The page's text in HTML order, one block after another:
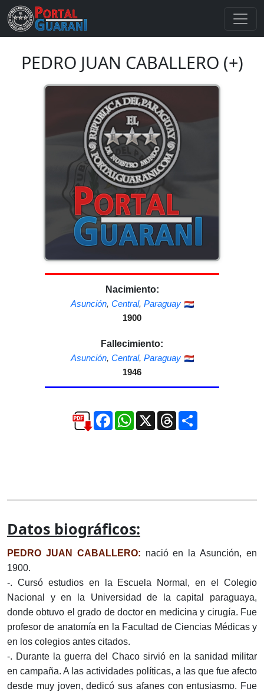
PEDRO JUAN CABALLERO (+)
Nacimiento:
Asunción, Central, Paraguay
1900
Fallecimiento:
Asunción, Central, Paraguay
1946
FacebookWhatsApp
X ThreadsCompartir
Datos biográficos:
PEDRO JUAN CABALLERO: nació en la Asunción, en
1900.
-. Cursó estudios en la Escuela Normal, en el Colegio
Nacional y en la Universidad de la capital paraguaya,
donde obtuvo el grado de doctor en medicina y cirugía. Fue
profesor de anatomía en la Facultad de Ciencias Médicas y
en los colegios antes citados.
-. Durante la guerra del Chaco sirvió en la sanidad militar
en campaña. A las actividades políticas, a las que fue afecto
desde muy joven, dedicó sus afanes con entusiasmo. Fue